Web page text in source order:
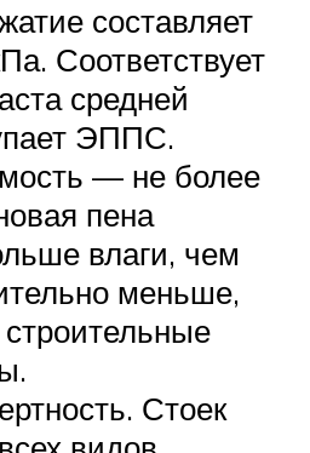
составляет
Соответствует
средней
ЭППС.
— не более
пена
влаги, чем
меньше,
Стоек